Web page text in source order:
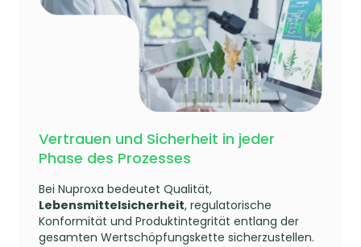
Vertrauen und Sicherheit in jeder
Phase des Prozesses
Bei Nuproxa bedeutet Qualität,
Lebensmittelsicherheit, regulatorische
Konformität und Produktintegrität entlang der
gesamten Wertschöpfungskette sicherzustellen.